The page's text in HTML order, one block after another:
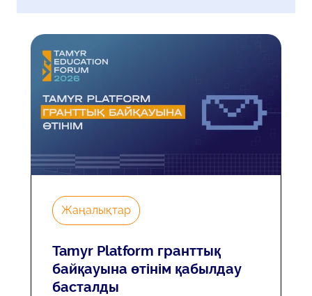
Жаңалықтар
Tamyr Platform гранттық
байқауына өтінім қабылдау
басталды